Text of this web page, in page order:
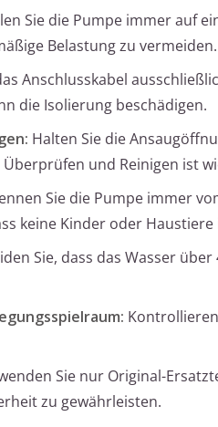
Sie die Pumpe immer auf
Belastung zu vermeiden.
Anschlusskabel
die Isolierung beschädigen.
Halten Sie die
und Reinigen ist
Sie die Pumpe immer
keine Kinder oder Haustiere
Sie, dass das Wasser
Sie nur Original-
zu gewährleisten.